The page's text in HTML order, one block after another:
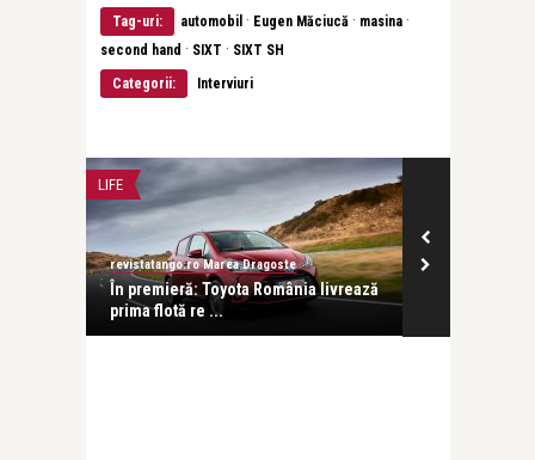
Tag-uri: automobil · Eugen Măciucă · masina ·
second hand · SIXT · SIXT SH
Categorii:
Interviuri
LIFE
revistatango.ro Marea Dragoste
În premieră: Toyota România livrează
prima flotă re ...